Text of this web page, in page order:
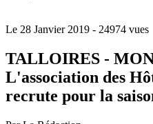
Le 28 Janvier 2019 - 24974 vues
TALLOIRES -
L'association des
recrute pour la